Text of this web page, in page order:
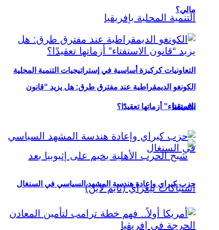
التعاونيات كركيزة أساسية في إستراتيجيات التنمية المحلية
بإفريقيا
مالي؟
الكونغو الديمقراطية عند مفترق طرق: هل يزيد “قانون
الاستفتاء” أزماتها تعقيدًا؟
حزب كيراي وإعادة هندسة المشهد السياسي في السنغال